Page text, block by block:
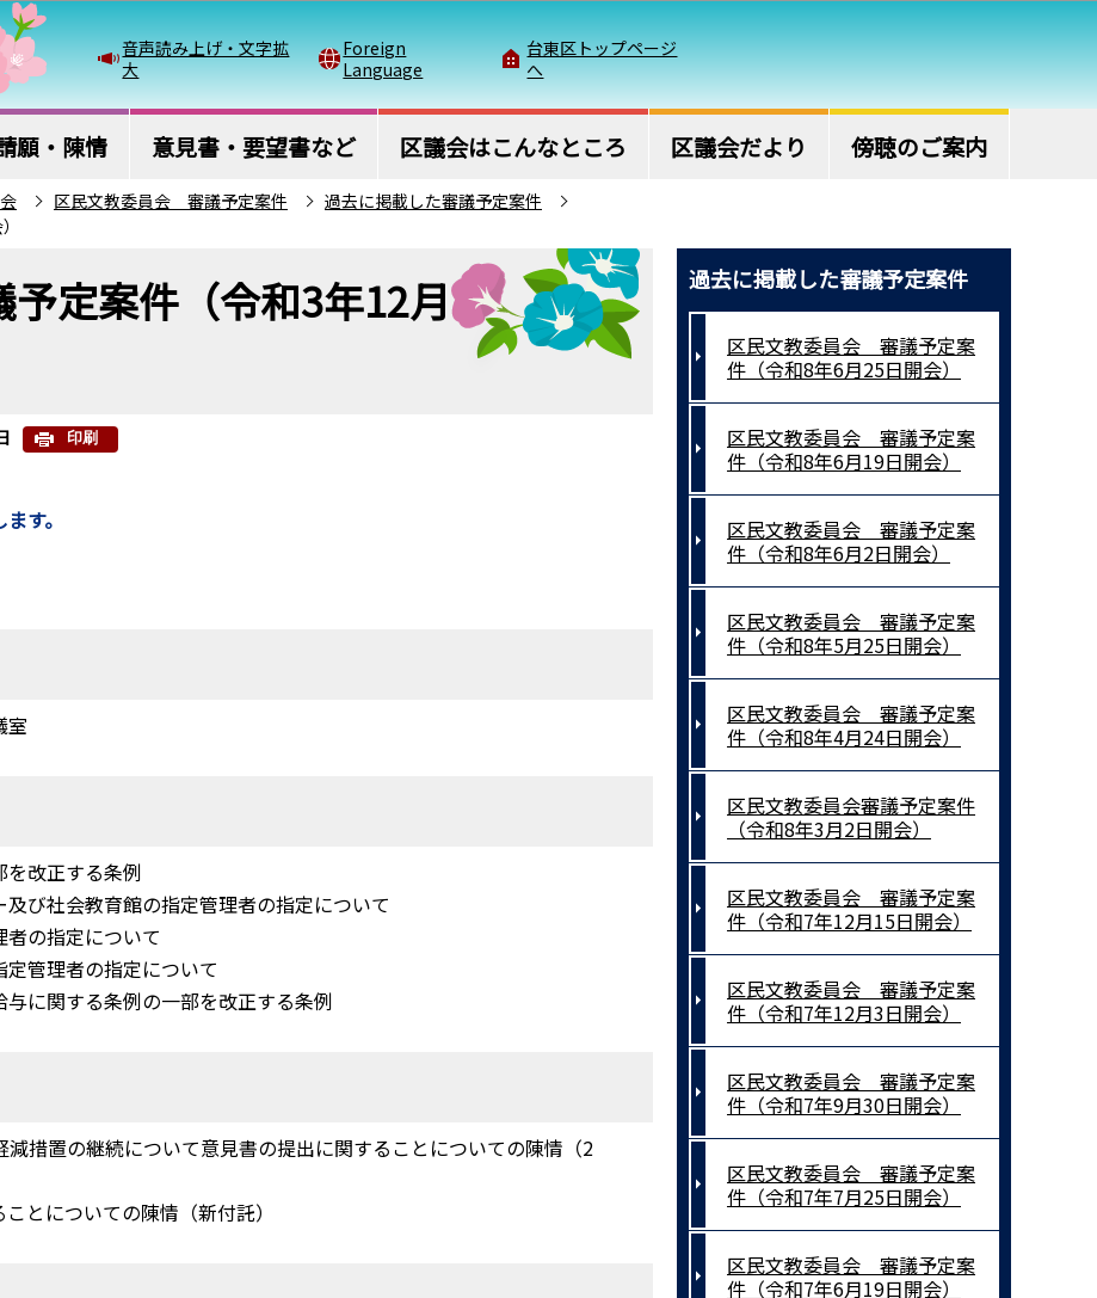
このページの本文へ移動
音声読み上げ・文字拡
大
Foreign
Language
台東区トップページ
へ
願・陳情 意見書・要望書など 区議会はこんなところ 区議会だより 傍聴のご案内
区民文教委員会 審議予定案件
過去に掲載した審議予定案件
定案件（令和3年12月
印刷
す。
室
改正する条例
び社会教育館の指定管理者の指定について
の指定について
管理者の指定について
に関する条例の一部を改正する条例
措置の継続について意見書の提出に関することについての陳情（2
とについての陳情（新付託）
過去に掲載した審議予定案件
区民文教委員会 審議予定案
件（令和8年6月25日開会）
区民文教委員会 審議予定案
件（令和8年6月19日開会）
区民文教委員会 審議予定案
件（令和8年6月2日開会）
区民文教委員会 審議予定案
件（令和8年5月25日開会）
区民文教委員会 審議予定案
件（令和8年4月24日開会）
区民文教委員会審議予定案件
（令和8年3月2日開会）
区民文教委員会 審議予定案
件（令和7年12月15日開会）
区民文教委員会 審議予定案
件（令和7年12月3日開会）
区民文教委員会 審議予定案
件（令和7年9月30日開会）
区民文教委員会 審議予定案
件（令和7年7月25日開会）
区民文教委員会 審議予定案
件（令和7年6月19日開会）